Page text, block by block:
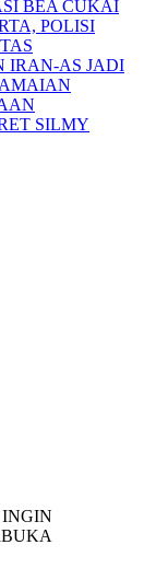
BEA CUKAI
POLISI
IRAN-AS JADI
SILMY